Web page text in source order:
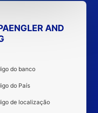
AND
do banco
do País
de localização